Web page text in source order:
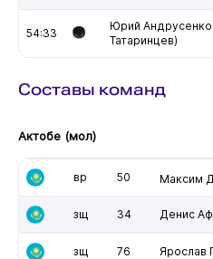
54:33
Юрий
Татаринцев)
Составы команд
Актобе (мол)
вр 50 Максим
зщ 34 Денис
зщ 76 Ярослав